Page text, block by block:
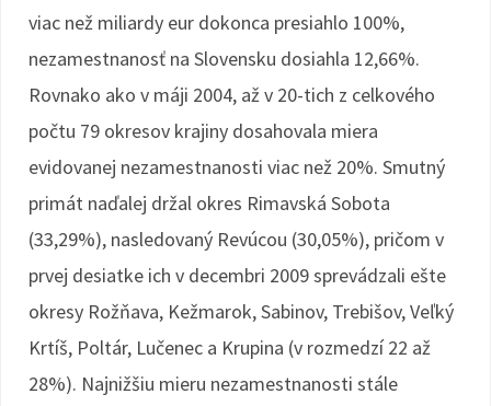
viac než miliardy eur dokonca presiahlo 100%,
nezamestnanosť na Slovensku dosiahla 12,66%.
Rovnako ako v máji 2004, až v 20-tich z celkového
počtu 79 okresov krajiny dosahovala miera
evidovanej nezamestnanosti viac než 20%. Smutný
primát naďalej držal okres Rimavská Sobota
(33,29%), nasledovaný Revúcou (30,05%), pričom v
prvej desiatke ich v decembri 2009 sprevádzali ešte
okresy Rožňava, Kežmarok, Sabinov, Trebišov, Veľký
Krtíš, Poltár, Lučenec a Krupina (v rozmedzí 22 až
28%). Najnižšiu mieru nezamestnanosti stále